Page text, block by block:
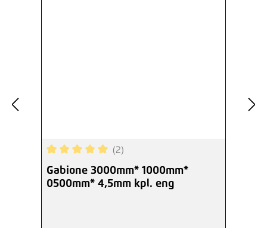
Durchschnittliche Bewertung von 5 von 5
(2)
Gabione 3000mm* 1000mm*
0500mm* 4,5mm kpl. eng